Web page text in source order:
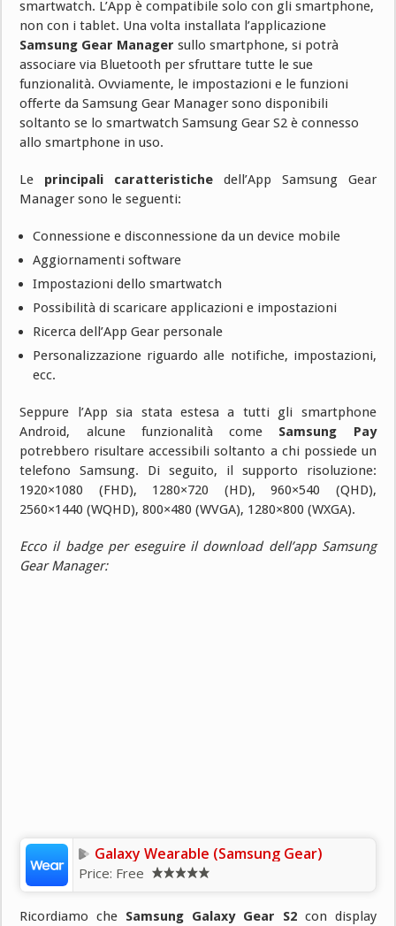
smartwatch. L’App è compatibile solo con gli smartphone,
non con i tablet. Una volta installata l’applicazione
Samsung Gear Manager sullo smartphone, si potrà
associare via Bluetooth per sfruttare tutte le sue
funzionalità. Ovviamente, le impostazioni e le funzioni
offerte da Samsung Gear Manager sono disponibili
soltanto se lo smartwatch Samsung Gear S2 è connesso
allo smartphone in uso.
Le principali caratteristiche dell’App Samsung Gear
Manager sono le seguenti:
Connessione e disconnessione da un device mobile
Aggiornamenti software
Impostazioni dello smartwatch
Possibilità di scaricare applicazioni e impostazioni
Ricerca dell’App Gear personale
Personalizzazione riguardo alle notifiche, impostazioni,
ecc.
Seppure l’App sia stata estesa a tutti gli smartphone
Android, alcune funzionalità come Samsung Pay
potrebbero risultare accessibili soltanto a chi possiede un
telefono Samsung. Di seguito, il supporto risoluzione:
1920×1080 (FHD), 1280×720 (HD), 960×540 (QHD),
2560×1440 (WQHD), 800×480 (WVGA), 1280×800 (WXGA).
Ecco il badge per eseguire il download dell’app Samsung
Gear Manager:
Galaxy Wearable (Samsung Gear)
Price: Free
Ricordiamo che Samsung Galaxy Gear S2con display